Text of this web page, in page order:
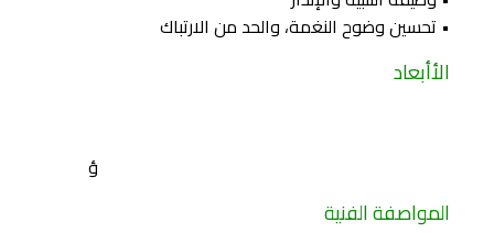
• تحسين وضوح النغمة، والحد من الارتباك
الأأبعاد
ؤ
المواصفة الفنية